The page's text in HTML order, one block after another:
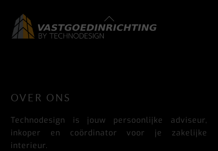
Back
To
OVER ONS
Technodesign is jouw persoonlijke adviseur,
inkoper en coördinator voor je zakelijke
interieur.